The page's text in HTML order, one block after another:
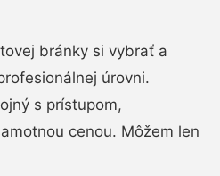
bránky si vybrať a
úrovni.
s prístupom,
cenou. Môžem len